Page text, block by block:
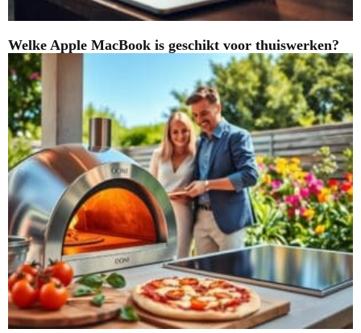
Welke Apple MacBook is geschikt voor thuiswerken?